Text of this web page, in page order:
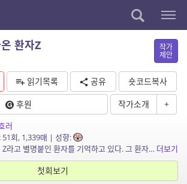
환자Z 작가
제안
읽기목록 공유
숏코드복사
후원
작가소개 +
러
회, 1,339매 | 성향:
소개: 의사 김재경은 Z라고 별명붙인 환자를 기억하고 있다. 그 환자는 초자연적인 에너지를 종교처럼 숭배했고 지능은 정상이었다. 그 환자가 다시 찾아와 사람들의 실종과 조선시대의 반란군들... 더보기
첫회보기